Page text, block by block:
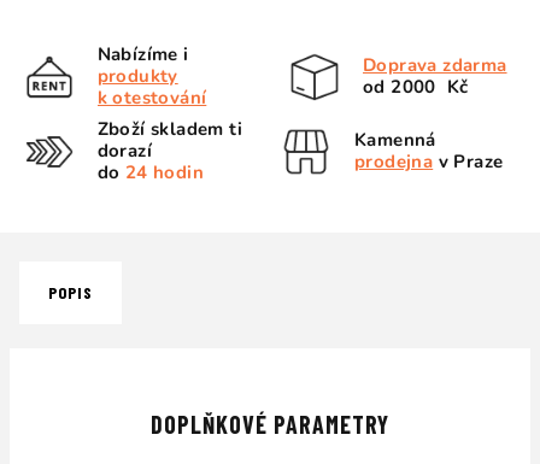
Nabízíme i
produkty
k otestování
Doprava zdarma
od 2000 Kč
Zboží skladem ti
dorazí
do 24 hodin
Kamenná
prodejna v Praze
POPIS
DOPLŇKOVÉ PARAMETRY